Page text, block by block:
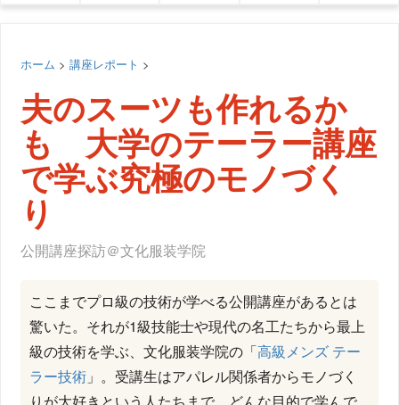
ホーム >講座レポート >
夫のスーツも作れるか
も 大学のテーラー講座
で学ぶ究極のモノづく
り
公開講座探訪＠文化服装学院
ここまでプロ級の技術が学べる公開講座があるとは
驚いた。それが1級技能士や現代の名工たちから最上
級の技術を学ぶ、文化服装学院の「高級メンズ テー
ラー技術 」。受講生はアパレル関係者からモノづく